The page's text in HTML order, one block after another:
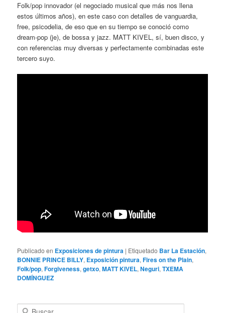
Folk/pop innovador (el negociado musical que más nos llena
estos últimos años), en este caso con detalles de vanguardia,
free, psicodelia, de eso que en su tiempo se conoció como
dream-pop (je), de bossa y jazz. MATT KIVEL, sí, buen disco, y
con referencias muy diversas y perfectamente combinadas este
tercero suyo.
Publicado en Exposiciones de pintura | Etiquetado Bar La Estación,
BONNIE PRINCE BILLY, Exposición pintura,Fires on the Plain,
Folk/pop,Forgiveness,getxo,MATT KIVEL,Neguri,TXEMA
DOMÍNGUEZ